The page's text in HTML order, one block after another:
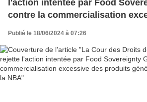
l'action intentée par Food
contre la commercialisation
Publié le 18/06/2024 à 07:26